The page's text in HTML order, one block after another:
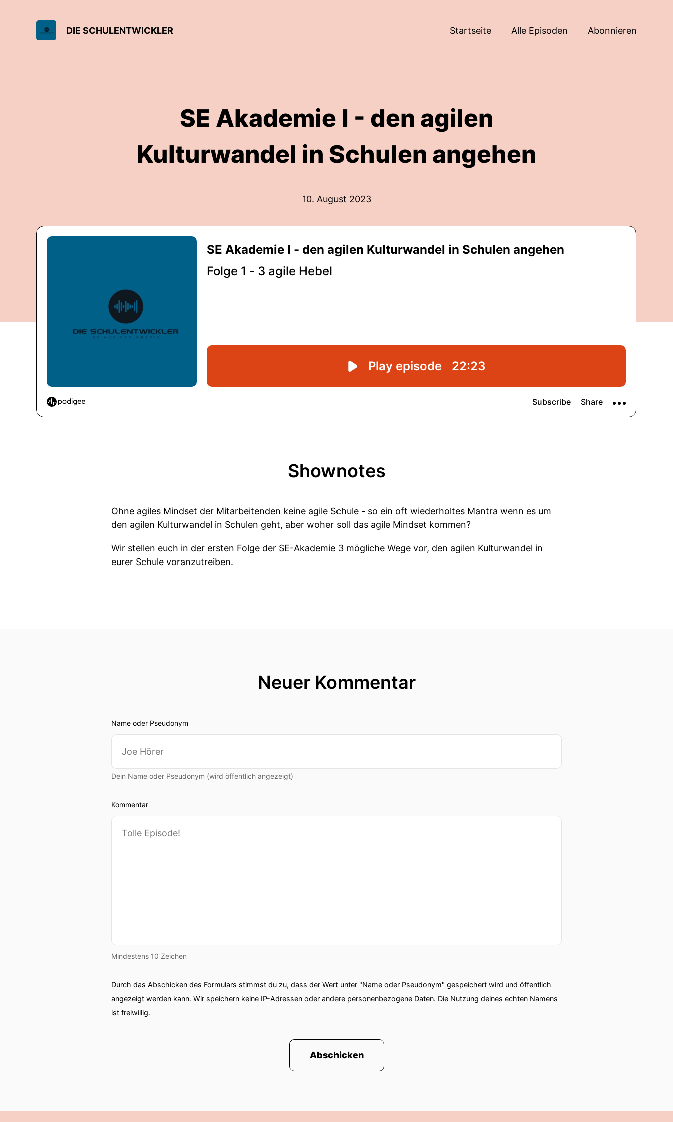
DIE SCHULENTWICKLER Startseite Alle Episoden Abonnieren
SE Akademie I - den agilen
Kulturwandel in Schulen angehen
10. August 2023
Shownotes
Ohne agiles Mindset der Mitarbeitenden keine agile Schule - so ein oft wiederholtes Mantra wenn es um
den agilen Kulturwandel in Schulen geht, aber woher soll das agile Mindset kommen?
Wir stellen euch in der ersten Folge der SE-Akademie 3 mögliche Wege vor, den agilen Kulturwandel in
eurer Schule voranzutreiben.
Neuer Kommentar
Name oder Pseudonym
Dein Name oder Pseudonym (wird öffentlich angezeigt)
Kommentar
Mindestens 10 Zeichen
Durch das Abschicken des Formulars stimmst du zu, dass der Wert unter "Name oder Pseudonym" gespeichert wird und öffentlich
angezeigt werden kann. Wir speichern keine IP-Adressen oder andere personenbezogene Daten. Die Nutzung deines echten Namens
ist freiwillig.
Abschicken